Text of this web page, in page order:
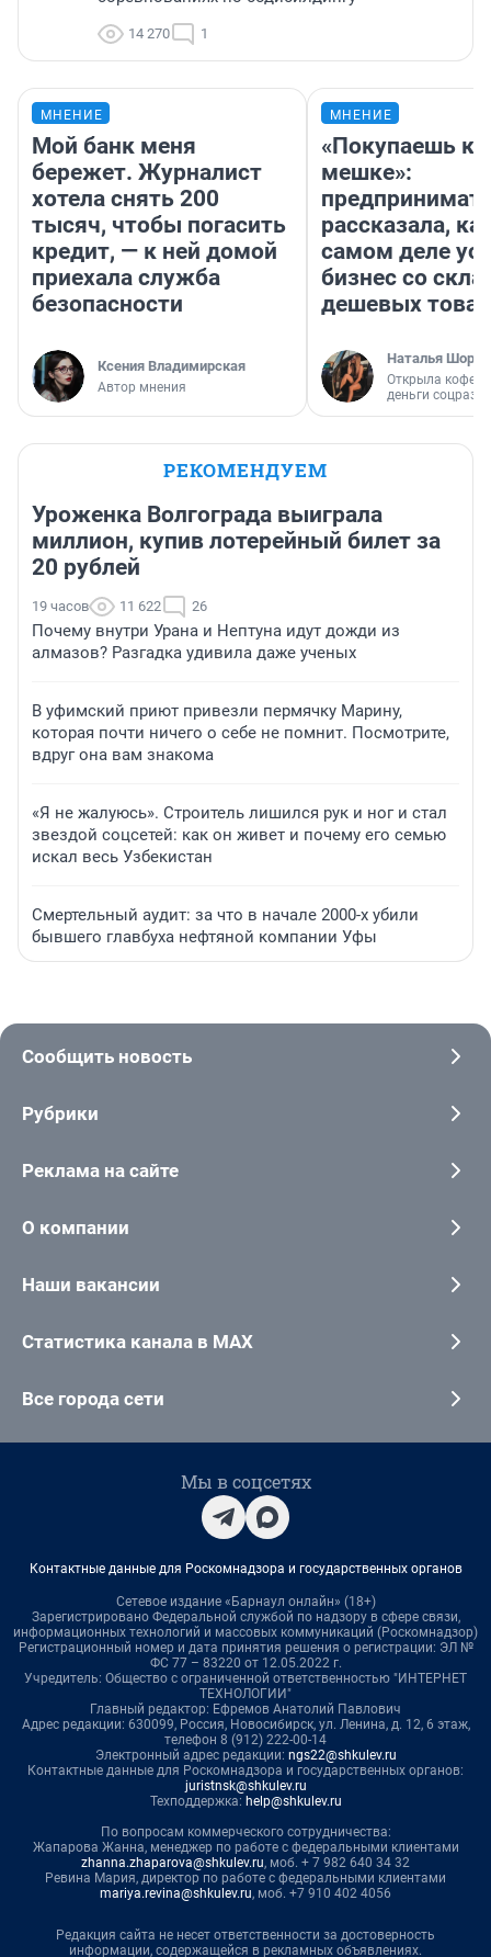
14 270 1
МНЕНИЕ
Мой банк меня
бережет. Журналист
хотела снять 200
тысяч, чтобы погасить
кредит, — к ней домой
приехала служба
безопасности
Ксения Владимирская
Автор мнения
МНЕНИЕ
«Покупаешь
мешке»:
рассказала,
самом деле
бизнес со
дешевых
Наталья
Открыла
деньги
РЕКОМЕНДУЕМ
Уроженка Волгограда выиграла
миллион, купив лотерейный билет за
20 рублей
19 часов 11 622 26
Почему внутри Урана и Нептуна идут дожди из
алмазов? Разгадка удивила даже ученых
В уфимский приют привезли пермячку Марину,
которая почти ничего о себе не помнит. Посмотрите,
вдруг она вам знакома
«Я не жалуюсь». Строитель лишился рук и ног и стал
звездой соцсетей: как он живет и почему его семью
искал весь Узбекистан
Смертельный аудит: за что в начале 2000-х убили
бывшего главбуха нефтяной компании Уфы
Сообщить новость
Рубрики
Реклама на сайте
О компании
Наши вакансии
Статистика канала в MAX
Все города сети
Мы в соцсетях
Контактные данные для Роскомнадзора и государственных органов
Сетевое издание «Барнаул онлайн» (18+)
Зарегистрировано Федеральной службой по надзору в сфере связи,
информационных технологий и массовых коммуникаций (Роскомнадзор)
Регистрационный номер и дата принятия решения о регистрации: ЭЛ №
ФС 77 – 83220 от 12.05.2022 г.
Учредитель: Общество с ограниченной ответственностью "ИНТЕРНЕТ
ТЕХНОЛОГИИ"
Главный редактор: Ефремов Анатолий Павлович
Адрес редакции: 630099, Россия, Новосибирск, ул. Ленина, д. 12, 6 этаж,
телефон 8 (912) 222-00-14
Электронный адрес редакции: ngs22@shkulev.ru
Контактные данные для Роскомнадзора и государственных органов:
juristnsk@shkulev.ru
Техподдержка: help@shkulev.ru
По вопросам коммерческого сотрудничества:
Жапарова Жанна, менеджер по работе с федеральными клиентами
zhanna.zhaparova@shkulev.ru, моб. + 7 982 640 34 32
Ревина Мария, директор по работе с федеральными клиентами
mariya.revina@shkulev.ru, моб. +7 910 402 4056
Редакция сайта не несет ответственности за достоверность
информации, содержащейся в рекламных объявлениях.